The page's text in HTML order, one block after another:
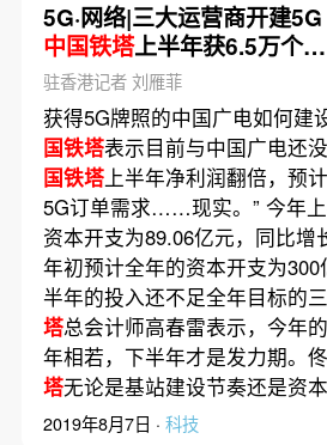
5G·网络|三大运营商开建5G
中国铁塔上半年获6.5万个
5G订单
驻香港记者 刘雁菲
获得5G牌照的中国广电如何建
国铁塔表示目前与中国广电还
国铁塔上半年净利润翻倍，预
5G订单需求……现实。” 今年上
资本开支为89.06亿元，同比增
年初预计全年的资本开支为
半年的投入还不足全年目标的
塔总会计师高春雷表示，今年
年相若，下半年才是发力期。佟
塔无论是基站建设节奏还是资
2019年8月7日 · 科技